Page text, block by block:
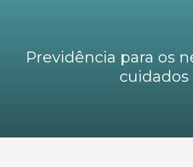
Previdência para os
cuidados